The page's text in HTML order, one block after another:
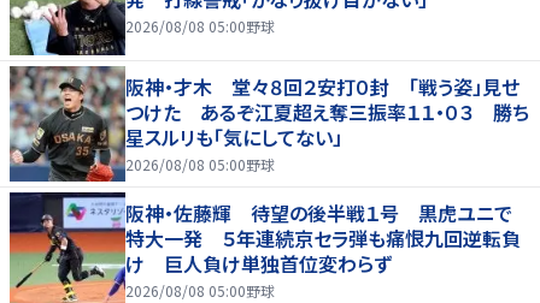
2026/08/08 05:00野球
阪神・才木 堂々８回２安打０封 「戦う姿」見せ
つけた あるぞ江夏超え奪三振率１１・０３ 勝ち
星スルリも「気にしてない」
2026/08/08 05:00野球
阪神・佐藤輝 待望の後半戦１号 黒虎ユニで
特大一発 ５年連続京セラ弾も痛恨九回逆転負
け 巨人負け単独首位変わらず
2026/08/08 05:00野球